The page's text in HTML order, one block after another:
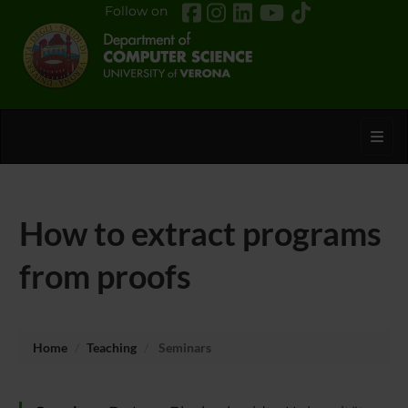
Follow on
How to extract programs
from proofs
Home Teaching Seminars